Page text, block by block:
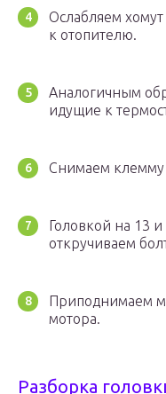
Ослабляем
к отопителю.
Аналогичным
идущие к
Снимаем клемму
Головкой на 13
откручиваем
Приподнимаем
мотора.
Разборка